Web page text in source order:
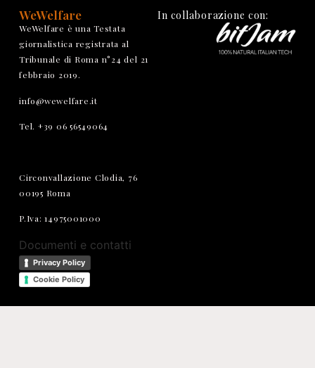
WeWelfare
WeWelfare è una Testata
giornalistica registrata al
Tribunale di Roma n°24 del 21
febbraio 2019.
info@wewelfare.it
Tel. +39 06 56549064
Circonvallazione Clodia, 76
00195 Roma
P.Iva: 14975001000
Documenti e contatti
Privacy Policy
Cookie Policy
In collaborazione con: